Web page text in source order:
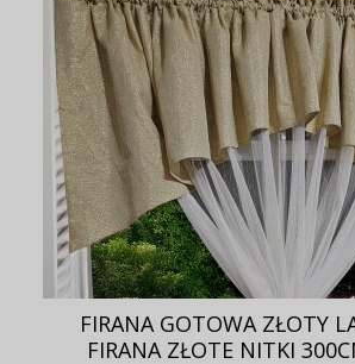
FIRANA GOTOWA ZŁOTY
FIRANA ZŁOTE NITKI